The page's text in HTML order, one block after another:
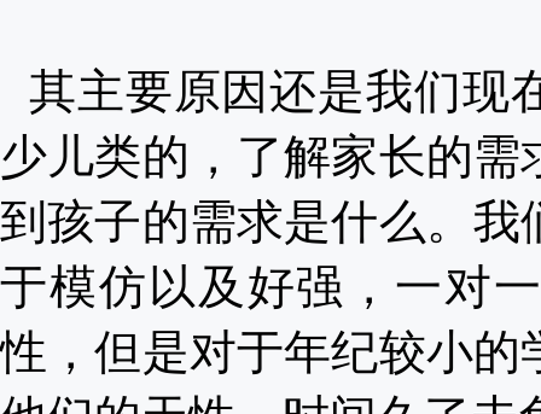
其主要原因还是我们现
少儿类的，了解家长的
到孩子的需求是什么。
于模仿以及好强，一对
性，但是对于年纪较小